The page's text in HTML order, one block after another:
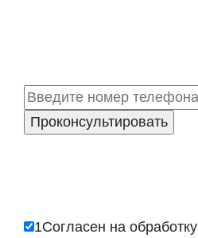
1Согласен на обработку